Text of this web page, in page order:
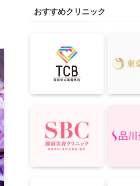
おすすめクリニック